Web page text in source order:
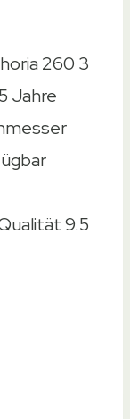
260 3
Jahre
9.5